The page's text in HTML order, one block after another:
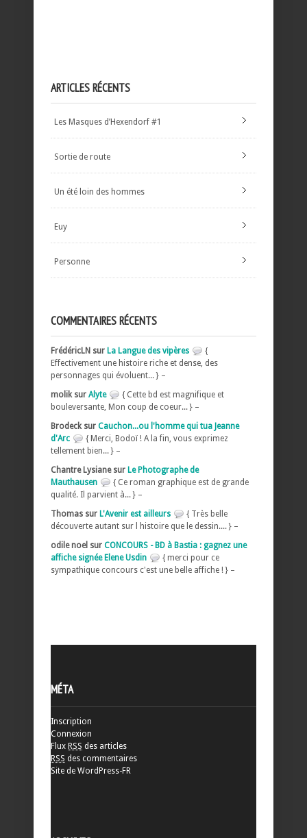
ARTICLES RÉCENTS
Les Masques d’Hexendorf #1
Sortie de route
Un été loin des hommes
Euy
Personne
COMMENTAIRES RÉCENTS
FrédéricLN sur La Langue des vipères
{
Effectivement une histoire riche et dense, des
personnages qui évoluent... } –
molik sur Alyte
{ Cette bd est magnifique et
bouleversante, Mon coup de coeur... } –
Brodeck sur Cauchon...ou l'homme qui tua Jeanne
d'Arc
{ Merci, Bodoï ! A la fin, vous exprimez
tellement bien... } –
Chantre Lysiane sur Le Photographe de
Mauthausen
{ Ce roman graphique est de grande
qualité. Il parvient à... } –
Thomas sur L'Avenir est ailleurs
{ Très belle
découverte autant sur l histoire que le dessin.... } –
odile noel sur CONCOURS - BD à Bastia : gagnez une
affiche signée Elene Usdin
{ merci pour ce
sympathique concours c'est une belle affiche ! } –
MÉTA
Inscription
Connexion
Flux RSS des articles
RSS des commentaires
Site de WordPress-FR